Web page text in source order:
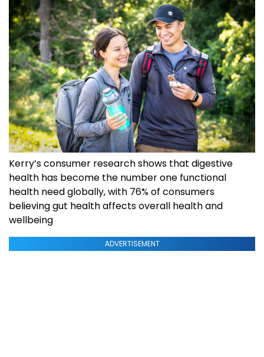
Kerry’s consumer research shows that digestive
health has become the number one functional
health need globally, with 76% of consumers
believing gut health affects overall health and
wellbeing
ADVERTISEMENT